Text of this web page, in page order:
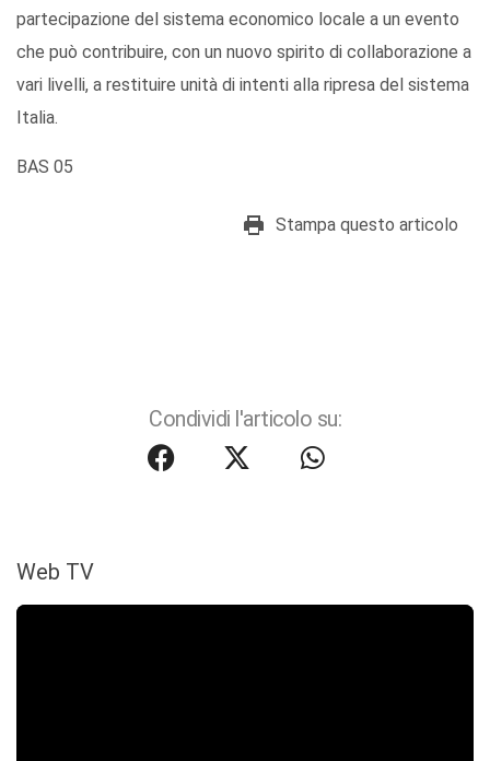
partecipazione del sistema economico locale a un evento
che può contribuire, con un nuovo spirito di collaborazione a
vari livelli, a restituire unità di intenti alla ripresa del sistema
Italia.
BAS 05
Stampa questo articolo
Condividi l'articolo su:
Web TV